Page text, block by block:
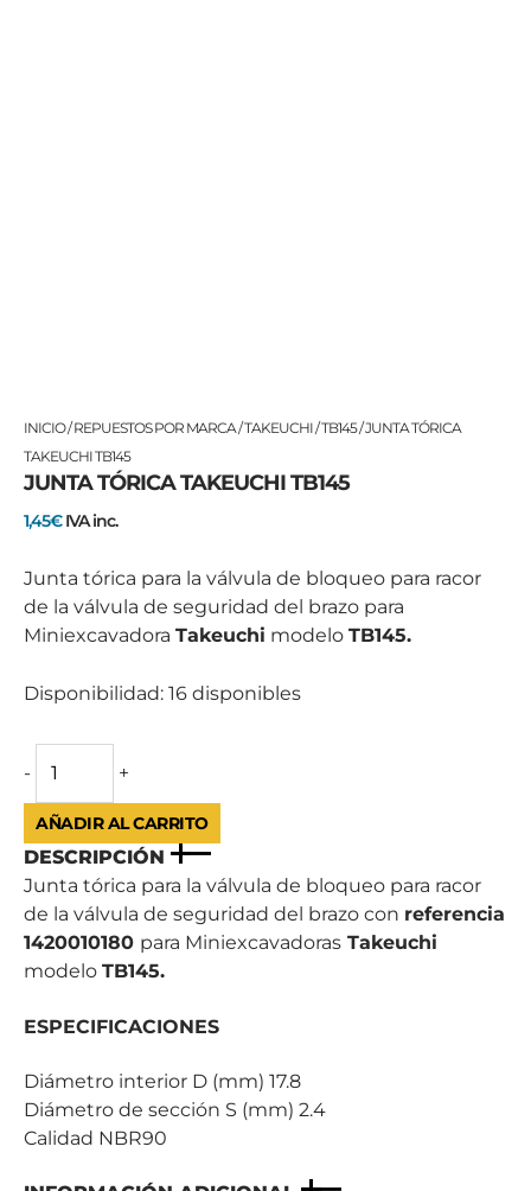
INICIO/REPUESTOS POR MARCA/TAKEUCHI/TB145/ JUNTA TÓRICA
TAKEUCHI TB145
JUNTA TÓRICA TAKEUCHI TB145
1,45€ IVA inc.
Junta tórica para la válvula de bloqueo para racor
de la válvula de seguridad del brazo para
Miniexcavadora Takeuchi modelo TB145.
Disponibilidad: 16 disponibles
-
JUNTA
TÓRICA
TAKEUCHI
TB145
+
AÑADIR AL CARRITO
DESCRIPCIÓN
Junta tórica para la válvula de bloqueo para racor
de la válvula de seguridad del brazo con referencia
1420010180 para Miniexcavadoras Takeuchi
modelo TB145.
ESPECIFICACIONES
Diámetro interior D (mm) 17.8
Diámetro de sección S (mm) 2.4
Calidad NBR90